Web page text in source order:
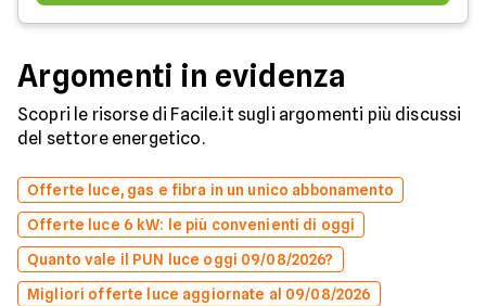
Argomenti in evidenza
Scopri le risorse di Facile.it sugli argomenti più discussi
del settore energetico.
Offerte luce, gas e fibra in un unico abbonamento
Offerte luce 6 kW: le più convenienti di oggi
Quanto vale il PUN luce oggi 09/08/2026?
Migliori offerte luce aggiornate al 09/08/2026